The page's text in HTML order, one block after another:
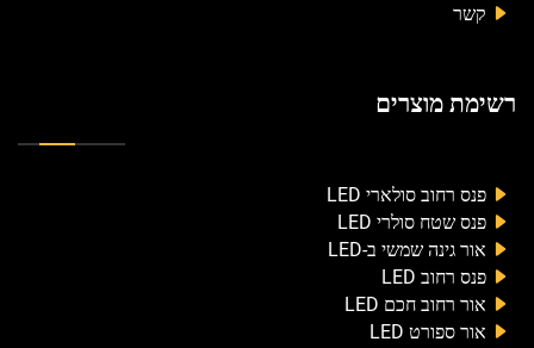
קשר
רשימת מוצרים
פנס רחוב סולארי LED
פנס שטח סולרי LED
אור גינה שמשי ב-LED
פנס רחוב LED
אור רחוב חכם LED
אור ספורט LED